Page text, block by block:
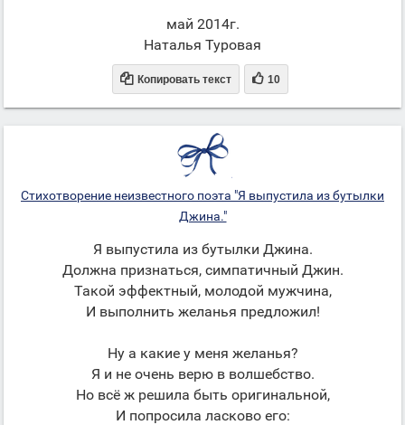
май 2014г.
Наталья Туровая
 Копировать текст  10
Стихотворение неизвестного поэта "Я выпустила из бутылки
Джина."
Я выпустила из бутылки Джина.
Должна признаться, симпатичный Джин.
Такой эффектный, молодой мужчина,
И выполнить желанья предложил!
Ну а какие у меня желанья?
Я и не очень верю в волшебство.
Но всё ж решила быть оригинальной,
И попросила ласково его: